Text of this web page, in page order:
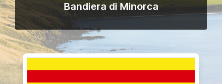
Bandiera di Minorca